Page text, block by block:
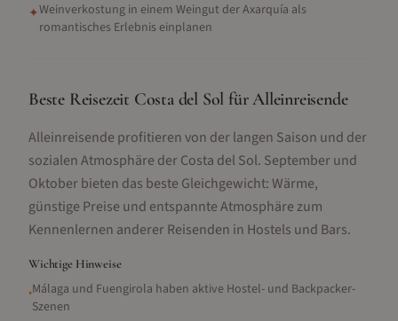
✦Weinverkostung in einem Weingut der Axarquía als
romantisches Erlebnis einplanen
Beste Reisezeit Costa del Sol für Alleinreisende
Alleinreisende profitieren von der langen Saison und der
sozialen Atmosphäre der Costa del Sol. September und
Oktober bieten das beste Gleichgewicht: Wärme,
günstige Preise und entspannte Atmosphäre zum
Kennenlernen anderer Reisenden in Hostels und Bars.
Wichtige Hinweise
•Málaga und Fuengirola haben aktive Hostel- und Backpacker-
Szenen